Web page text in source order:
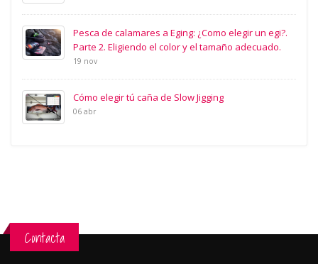
Pesca de calamares a Eging: ¿Como elegir un egi?.
Parte 2. Eligiendo el color y el tamaño adecuado.
19 nov
Cómo elegir tú caña de Slow Jigging
06 abr
Contacta